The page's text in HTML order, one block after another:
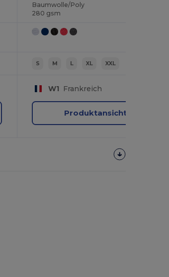
Baumwolle/Poly
280 gsm
S M L XL XXL
W1 Frankreich
Produktansicht